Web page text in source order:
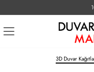
3D Duvar